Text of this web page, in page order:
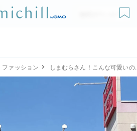
無料ダウンロード
ファッション しまむらさん！こんな可愛い